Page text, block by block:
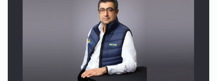
Producatorii si comerciantii care nu se supun noilor